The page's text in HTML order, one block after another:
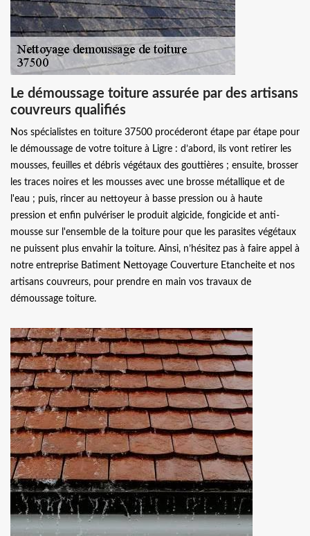
Le démoussage toiture assurée par des artisans
couvreurs qualifiés
Nos spécialistes en toiture 37500 procéderont étape par étape pour
le démoussage de votre toiture à Ligre : d’abord, ils vont retirer les
mousses, feuilles et débris végétaux des gouttières ; ensuite, brosser
les traces noires et les mousses avec une brosse métallique et de
l'eau ; puis, rincer au nettoyeur à basse pression ou à haute
pression et enfin pulvériser le produit algicide, fongicide et anti-
mousse sur l'ensemble de la toiture pour que les parasites végétaux
ne puissent plus envahir la toiture. Ainsi, n’hésitez pas à faire appel à
notre entreprise Batiment Nettoyage Couverture Etancheite et nos
artisans couvreurs, pour prendre en main vos travaux de
démoussage toiture.